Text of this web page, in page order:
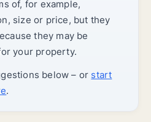
of, for example,
size or price, but they
they may be
your property.
below – or start
.